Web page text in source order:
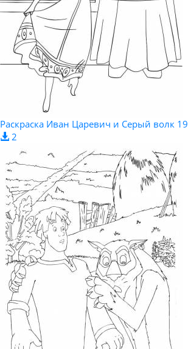
Раскраска Иван Царевич и Серый волк 19
2